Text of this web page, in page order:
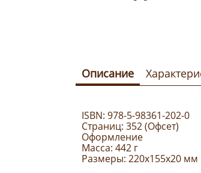
Описание
ISBN: 978-5-98361-202-0
Страниц: 352 (Офсет)
Оформление
Масса: 442 г
Размеры: 220x155x20 мм